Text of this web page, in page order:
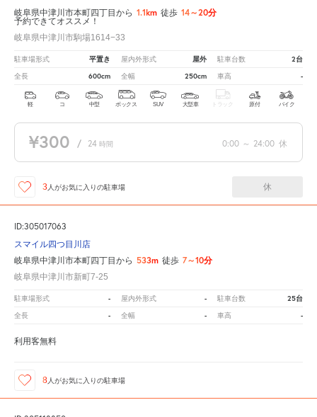
岐阜県中津川市本町四丁目から 1.1km 徒歩 14～20分
予約できてオススメ！
岐阜県中津川市駒場1614−33
駐車場形式 平置き 屋内外形式 屋外 駐車台数 2台
全長 600cm 全幅 250cm 車高 -
軽 コ 中型 ボックス SUV 大型車 トラック 原付 バイク
¥300 / 24 時間 0:00 ～ 24:00 休
3人がお気に入りの駐車場 休
ID:305017063
スマイル四つ目川店
岐阜県中津川市本町四丁目から 533m 徒歩 7～10分
岐阜県中津川市新町7-25
駐車場形式 - 屋内外形式 - 駐車台数 25台
全長 - 全幅 - 車高 -
利用客無料
8人がお気に入りの駐車場